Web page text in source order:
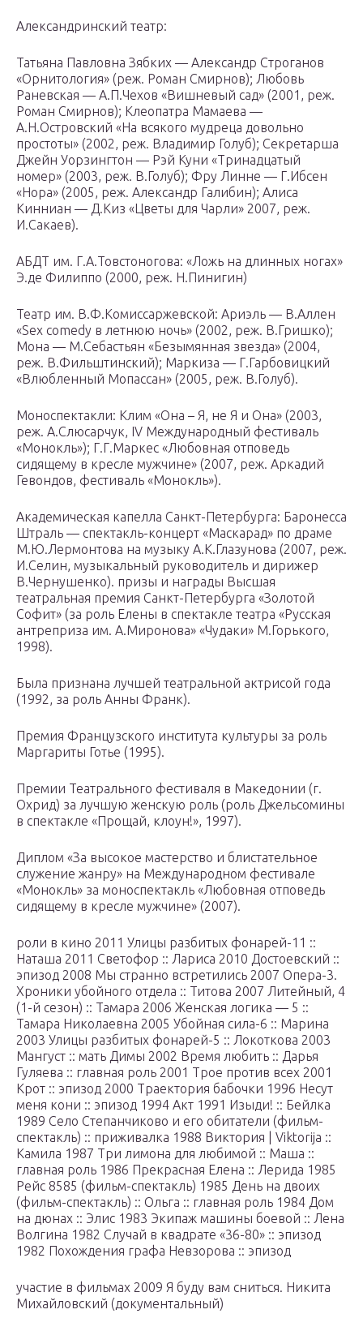
Александринский театр:
Татьяна Павловна Зябких — Александр Строганов
«Орнитология» (реж. Роман Смирнов); Любовь
Раневская — А.П.Чехов «Вишневый сад» (2001, реж.
Роман Смирнов); Клеопатра Мамаева —
А.Н.Островский «На всякого мудреца довольно
простоты» (2002, реж. Владимир Голуб); Секретарша
Джейн Уорзингтон — Рэй Куни «Тринадцатый
номер» (2003, реж. В.Голуб); Фру Линне — Г.Ибсен
«Нора» (2005, реж. Александр Галибин); Алиса
Кинниан — Д.Киз «Цветы для Чарли» 2007, реж.
И.Сакаев).
АБДТ им. Г.А.Товстоногова: «Ложь на длинных ногах»
Э.де Филиппо (2000, реж. Н.Пинигин)
Театр им. В.Ф.Комиссаржевской: Ариэль — В.Аллен
«Sex comedy в летнюю ночь» (2002, реж. В.Гришко);
Мона — М.Себастьян «Безымянная звезда» (2004,
реж. В.Фильштинский); Маркиза — Г.Гарбовицкий
«Влюбленный Мопассан» (2005, реж. В.Голуб).
Моноспектакли: Клим «Она – Я, не Я и Она» (2003,
реж. А.Слюсарчук, IV Международный фестиваль
«Монокль»); Г.Г.Маркес «Любовная отповедь
сидящему в кресле мужчине» (2007, реж. Аркадий
Гевондов, фестиваль «Монокль»).
Академическая капелла Санкт-Петербурга: Баронесса
Штраль — спектакль-концерт «Маскарад» по драме
М.Ю.Лермонтова на музыку А.К.Глазунова (2007, реж.
И.Селин, музыкальный руководитель и дирижер
В.Чернушенко). призы и награды Высшая
театральная премия Санкт-Петербурга «Золотой
Софит» (за роль Елены в спектакле театра «Русская
антреприза им. А.Миронова» «Чудаки» М.Горького,
1998).
Была признана лучшей театральной актрисой года
(1992, за роль Анны Франк).
Премия Французского института культуры за роль
Маргариты Готье (1995).
Премии Театрального фестиваля в Македонии (г.
Охрид) за лучшую женскую роль (роль Джельсомины
в спектакле «Прощай, клоун!», 1997).
Диплом «За высокое мастерство и блистательное
служение жанру» на Международном фестивале
«Монокль» за моноспектакль «Любовная отповедь
сидящему в кресле мужчине» (2007).
роли в кино 2011 Улицы разбитых фонарей-11 ::
Наташа 2011 Светофор :: Лариса 2010 Достоевский ::
эпизод 2008 Мы странно встретились 2007 Опера-3.
Хроники убойного отдела :: Титова 2007 Литейный, 4
(1-й сезон) :: Тамара 2006 Женская логика — 5 ::
Тамара Николаевна 2005 Убойная сила-6 :: Марина
2003 Улицы разбитых фонарей-5 :: Локоткова 2003
Мангуст :: мать Димы 2002 Время любить :: Дарья
Гуляева :: главная роль 2001 Трое против всех 2001
Крот :: эпизод 2000 Траектория бабочки 1996 Несут
меня кони :: эпизод 1994 Акт 1991 Изыди! :: Бейлка
1989 Село Степанчиково и его обитатели (фильм-
спектакль) :: приживалка 1988 Виктория | Viktorija ::
Камила 1987 Три лимона для любимой :: Маша ::
главная роль 1986 Прекрасная Елена :: Лерида 1985
Рейс 8585 (фильм-спектакль) 1985 День на двоих
(фильм-спектакль) :: Ольга :: главная роль 1984 Дом
на дюнах :: Элис 1983 Экипаж машины боевой :: Лена
Волгина 1982 Случай в квадрате «36-80» :: эпизод
1982 Похождения графа Невзорова :: эпизод
участие в фильмах 2009 Я буду вам сниться. Никита
Михайловский (документальный)